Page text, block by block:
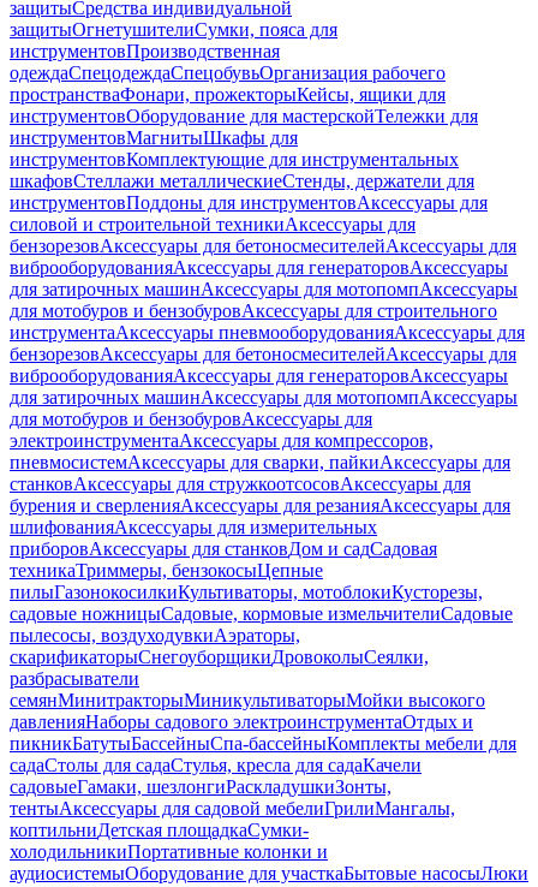
защитыСредства индивидуальной
защитыОгнетушителиСумки, пояса для
инструментовПроизводственная
одеждаСпецодеждаСпецобувьОрганизация рабочего
пространстваФонари, прожекторыКейсы, ящики для
инструментовОборудование для мастерскойТележки для
инструментовМагнитыШкафы для
инструментовКомплектующие для инструментальных
шкафовСтеллажи металлическиеСтенды, держатели для
инструментовПоддоны для инструментовАксессуары для
силовой и строительной техникиАксессуары для
бензорезовАксессуары для бетоносмесителейАксессуары для
виброоборудованияАксессуары для генераторовАксессуары
для затирочных машинАксессуары для мотопомпАксессуары
для мотобуров и бензобуровАксессуары для строительного
инструментаАксессуары пневмооборудованияАксессуары для
бензорезовАксессуары для бетоносмесителейАксессуары для
виброоборудованияАксессуары для генераторовАксессуары
для затирочных машинАксессуары для мотопомпАксессуары
для мотобуров и бензобуровАксессуары для
электроинструментаАксессуары для компрессоров,
пневмосистемАксессуары для сварки, пайкиАксессуары для
станковАксессуары для стружкоотсосовАксессуары для
бурения и сверленияАксессуары для резанияАксессуары для
шлифованияАксессуары для измерительных
приборовАксессуары для станковДом и садСадовая
техникаТриммеры, бензокосыЦепные
пилыГазонокосилкиКультиваторы, мотоблокиКусторезы,
садовые ножницыСадовые, кормовые измельчителиСадовые
пылесосы, воздуходувкиАэраторы,
скарификаторыСнегоуборщикиДровоколыСеялки,
разбрасыватели
семянМинитракторыМиникультиваторыМойки высокого
давленияНаборы садового электроинструментаОтдых и
пикникБатутыБассейныСпа-бассейныКомплекты мебели для
садаСтолы для садаСтулья, кресла для садаКачели
садовыеГамаки, шезлонгиРаскладушкиЗонты,
тентыАксессуары для садовой мебелиГрилиМангалы,
коптильниДетская площадкаСумки-
холодильникиПортативные колонки и
аудиосистемыОборудование для участкаБытовые насосыЛюки